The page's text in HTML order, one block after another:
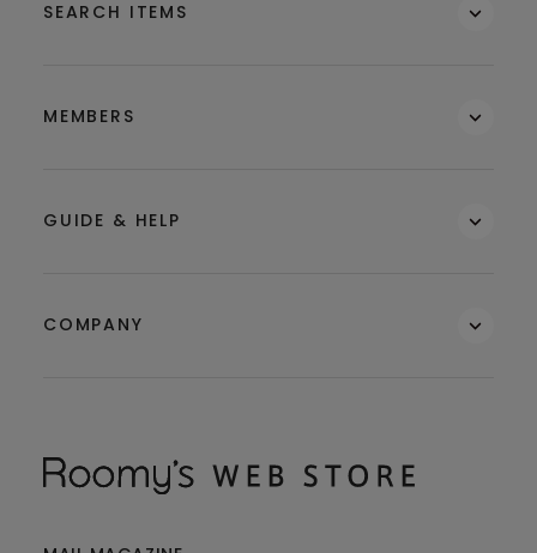
SEARCH ITEMS
MEMBERS
GUIDE & HELP
COMPANY